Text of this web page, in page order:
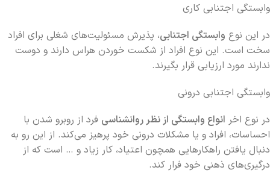
وابستگی اجتنابی کاری
در این نوع وابستگی اجتنابی، پذیرش مسئولیت‌های شغلی برای افراد
سخت است. این نوع افراد از شکست خوردن هراس دارند و دوست
ندارند مورد ارزیابی قرار بگیرند.
وابستگی اجتنابی درونی
در نوع اخر انواع وابستگی از نظر روانشناسی فرد از روبرو شدن با
احساسات، افراد و یا مشکلات درونی خود پرهیز می‌کند. از این رو به
دنبال یافتن راهکارهایی همچون اعتیاد، کار زیاد و … است که از
درگیری‌های ذهنی خود فرار کند.